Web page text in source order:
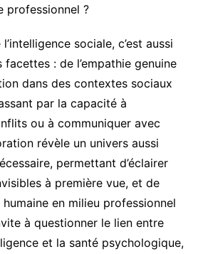
professionnel ?
sociale, c’est aussi
facettes : de l’empathie genuine
dans des contextes sociaux
par la capacité à
ou à communiquer avec
révèle un univers aussi
permettant d’éclairer
à première vue, et de
en milieu professionnel
à questionner le lien entre
et la santé psychologique,